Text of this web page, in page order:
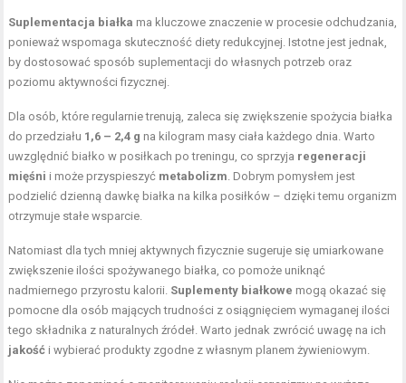
Suplementacja białka ma kluczowe znaczenie w procesie odchudzania,
ponieważ wspomaga skuteczność diety redukcyjnej. Istotne jest jednak,
by dostosować sposób suplementacji do własnych potrzeb oraz
poziomu aktywności fizycznej.
Dla osób, które regularnie trenują, zaleca się zwiększenie spożycia białka
do przedziału 1,6 – 2,4 g na kilogram masy ciała każdego dnia. Warto
uwzględnić białko w posiłkach po treningu, co sprzyja regeneracji
mięśni i może przyspieszyć metabolizm . Dobrym pomysłem jest
podzielić dzienną dawkę białka na kilka posiłków – dzięki temu organizm
otrzymuje stałe wsparcie.
Natomiast dla tych mniej aktywnych fizycznie sugeruje się umiarkowane
zwiększenie ilości spożywanego białka, co pomoże uniknąć
nadmiernego przyrostu kalorii. Suplementy białkowe mogą okazać się
pomocne dla osób mających trudności z osiągnięciem wymaganej ilości
tego składnika z naturalnych źródeł. Warto jednak zwrócić uwagę na ich
jakość i wybierać produkty zgodne z własnym planem żywieniowym.